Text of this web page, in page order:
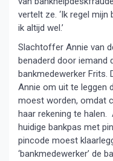
vertelt ze. ‘Ik regel
ik altijd wel.’
Slachtoffer Annie van
benaderd door iemand
bankmedewerker Frits.
Annie om uit te leggen
moest worden, omdat
haar rekening te halen.
huidige bankpas met
pincode moest
‘bankmedewerker’ de